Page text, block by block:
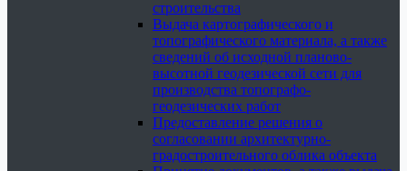
строительства
Выдача картографического и
топографического материала, а также
сведений об исходной планово-
высотной геодезической сети для
производства топографо-
геодезических работ
Предоставление решения о
согласовании архитектурно-
градостроительного облика объекта